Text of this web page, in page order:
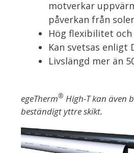
motverkar
påverkan från
Hög flexibilitet
Kan svetsas enligt
Livslängd mer än
egeTherm® High-T kan även
beständigt yttre skikt.